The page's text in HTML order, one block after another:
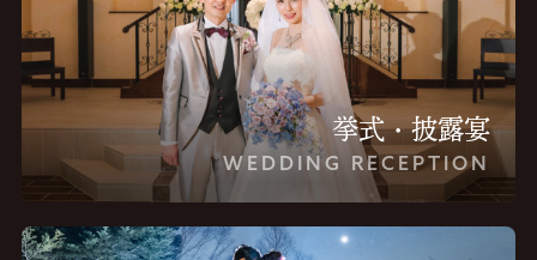
挙式・披露宴
WEDDING RECEPTION
NAIL
ネイル
DRESS
貸衣装
DESIGN
デザイン・装飾
BLOG
ブログ
サロン紹介 営業カレンダー